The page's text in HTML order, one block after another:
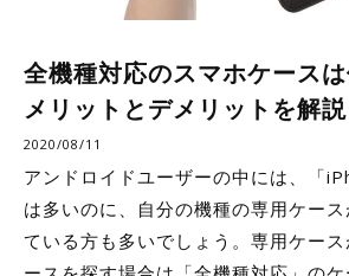
全機種対応のスマホケース
メリットとデメリットを解説
2020/08/11
アンドロイドユーザーの中には、「
は多いのに、自分の機種の専用ケー
ている方も多いでしょう。専用ケー